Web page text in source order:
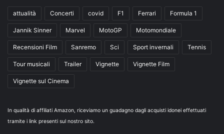
attualità Concerti covid F1 Ferrari Formula 1
Jannik Sinner Marvel MotoGP Motomondiale
Recensioni Film Sanremo Sci Sport invernali Tennis
Tour musicali Trailer Vignette Vignette Film
Vignette sul Cinema
In qualità di affiliati Amazon, riceviamo un guadagno dagli acquisti idonei effettuati
tramite i link presenti sul nostro sito.